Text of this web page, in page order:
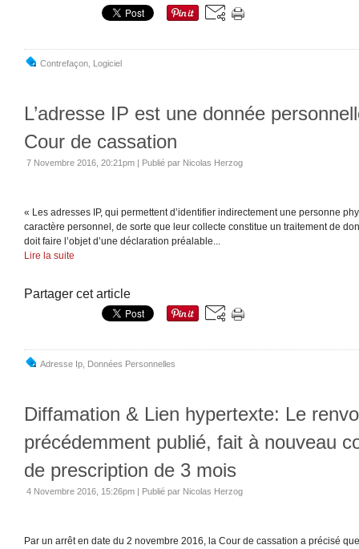
Contrefaçon Logiciel
L’adresse IP est une donnée
Cour de cassation
7 Novembre 2016, 20:21pm | Publié par Nicolas Herzog
« Les adresses IP, qui permettent d’identifier indirectement une personne
caractère personnel, de sorte que leur collecte constitue un traitement de
doit faire l’objet d’une déclaration préalable...
Lire la suite
Partager cet article
Adresse Ip Données Personnelles
Diffamation & Lien hypertexte: Le
précédemment publié, fait à nouveau
de prescription de 3 mois
4 Novembre 2016, 15:26pm | Publié par Nicolas Herzog
Par un arrêt en date du 2 novembre 2016, la Cour de cassation a précisé